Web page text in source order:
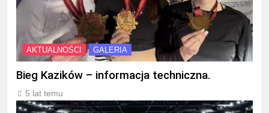
AKTUALNOŚCI GALERIA
Bieg Kazików – informacja techniczna.
5 lat temu